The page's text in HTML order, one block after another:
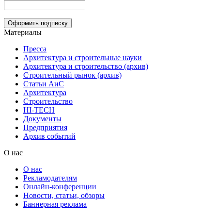
Материалы
Пресса
Архитектура и строительные науки
Архитектура и строительство (архив)
Строительный рынок (архив)
Статьи АиС
Архитектура
Строительство
HI-TECH
Документы
Предприятия
Архив событий
О нас
О нас
Рекламодателям
Онлайн-конференции
Новости, статьи, обзоры
Баннерная реклама